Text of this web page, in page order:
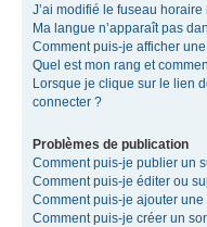
J’ai modifié le fuseau horaire
Ma langue n’apparaît pas
Comment puis-je afficher
Quel est mon rang et
Lorsque je clique sur le lien
connecter ?
Problèmes de publication
Comment puis-je publier un
Comment puis-je éditer ou
Comment puis-je ajouter
Comment puis-je créer un